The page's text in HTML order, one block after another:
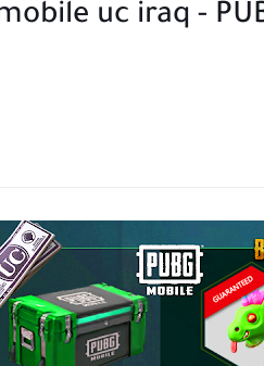
uc iraq -